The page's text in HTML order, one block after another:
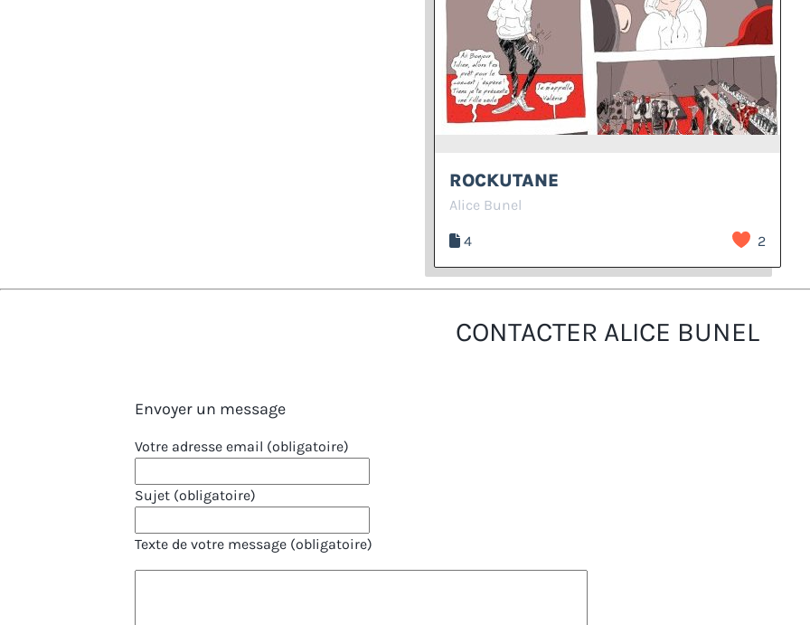
ROCKUTANE
Alice Bunel
4 2
CONTACTER ALICE BUNEL
Envoyer un message
Votre adresse email (obligatoire)
Sujet (obligatoire)
Texte de votre message (obligatoire)